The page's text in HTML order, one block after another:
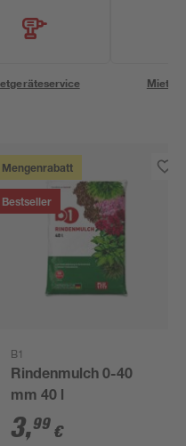
Mengenrabatt
Bestseller
B1
Rindenmulch 0-40
mm 40 l
3,99 €